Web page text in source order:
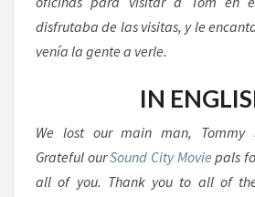
disfrutaba de las visitas, y le
venía la gente a verle.
IN
We lost our main man, Tommy
Grateful ourSound City Movie pals
all of you. Thank you to all of